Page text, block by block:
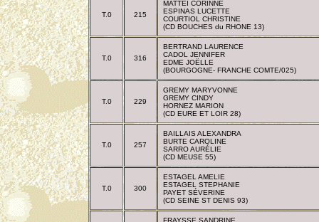
T.0 215
MATTEI CORINNE
ESPINAS LUCETTE
COURTIOL CHRISTINE
(CD BOUCHES du RHONE 13)
T.0 316
BERTRAND LAURENCE
CADOL JENNIFER
EDME JOËLLE
(BOURGOGNE- FRANCHE COMTE/025)
T.0 229
GREMY MARYVONNE
GREMY CINDY
HORNEZ MARION
(CD EURE ET LOIR 28)
T.0 257
BAILLAIS ALEXANDRA
BURTE CAROLINE
SARRO AURÉLIE
(CD MEUSE 55)
T.0 300
ESTAGEL AMELIE
ESTAGEL STEPHANIE
PAYET SÉVERINE
(CD SEINE ST DENIS 93)
FRAYSSE SANDRINE